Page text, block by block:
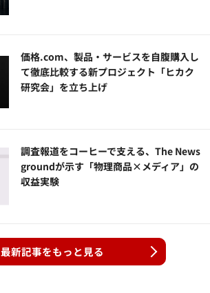
価格.com、製品・サービスを自腹購入し
て徹底比較する新プロジェクト「ヒカク
研究会」を立ち上げ
調査報道をコーヒーで支える、The News
groundが示す「物理商品×メディア」の
収益実験
最新記事をもっと見る